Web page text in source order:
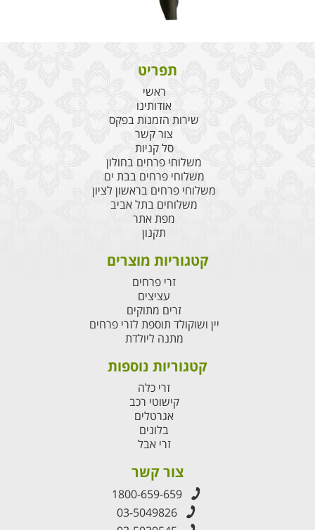
תפריט
ראשי
אודותינו
שירות הזמנות בפקס
צור קשר
סל קניות
משלוחי פרחים בחולון
משלוחי פרחים בבת ים
משלוחי פרחים בראשון לציון
משלוחים בתל אביב
מפת אתר
תקנון
קטגוריות מוצרים
זרי פרחים
עציצים
זרים מתוקים
יין ושוקולד תוספת לזרי פרחים
מתנה ליולדת
קטגוריות נוספות
זרי כלה
קישוטי רכב
אגרטלים
בלונים
זרי אבל
צור קשר
1800-659-659
03-5049826